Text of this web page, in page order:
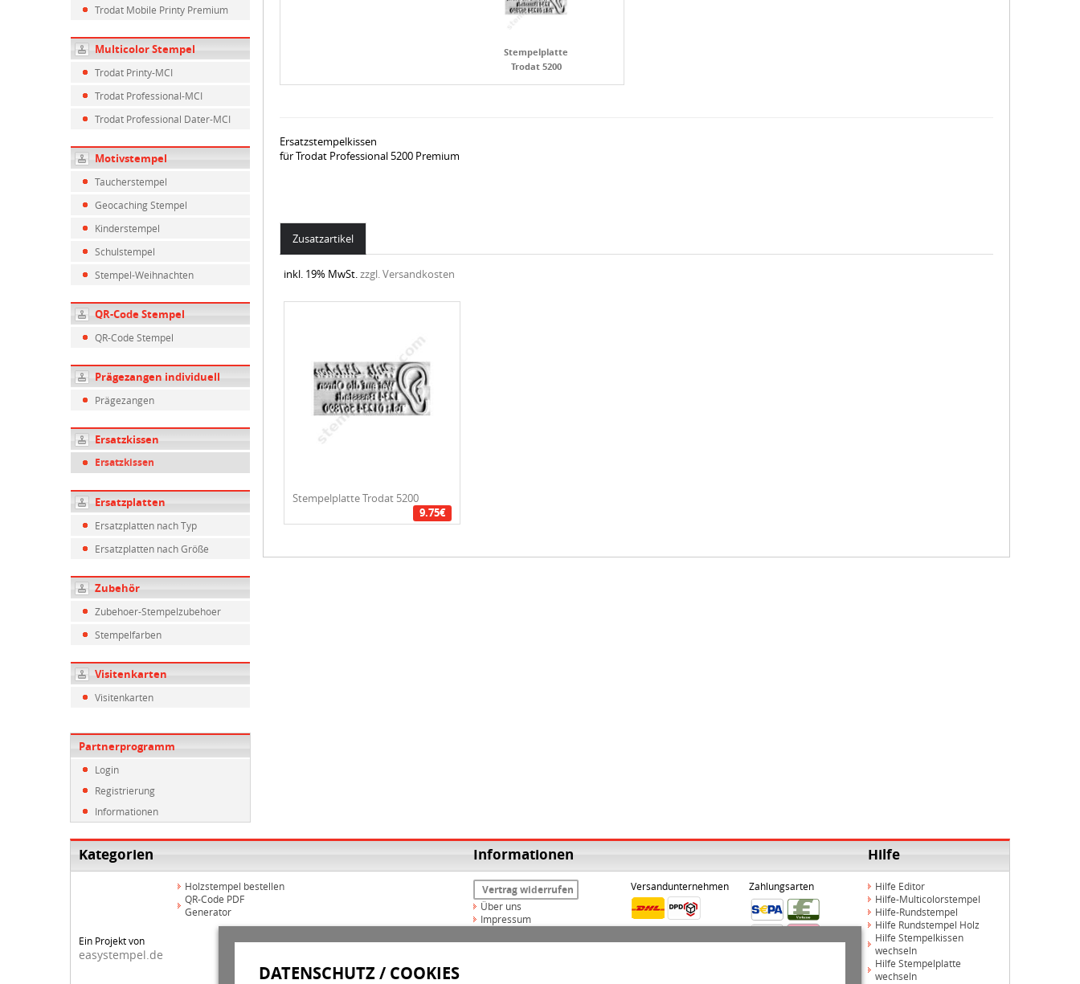
DATENSCHUTZ / COOKIES
Trodat Mobile Printy Premium
Multicolor Stempel
Trodat Printy-MCI
Trodat Professional-MCI
Trodat Professional Dater-MCI
Motivstempel
Taucherstempel
Geocaching Stempel
Kinderstempel
Schulstempel
Stempel-Weihnachten
QR-Code Stempel
QR-Code Stempel
Prägezangen individuell
Prägezangen
Ersatzkissen
Ersatzkissen
Ersatzplatten
Ersatzplatten nach Typ
Ersatzplatten nach Größe
Zubehör
Zubehoer-Stempelzubehoer
Stempelfarben
Visitenkarten
Visitenkarten
Partnerprogramm
Login
Registrierung
Informationen
Stempelplatte
Trodat 5200
Ersatzstempelkissen
für Trodat Professional 5200 Premium
Zusatzartikel
inkl. 19% MwSt.zzgl. Versandkosten
Stempelplatte Trodat 5200
9.75€
Kategorien Informationen Hilfe
Holzstempel bestellen
QR-Code PDF
Generator
Ein Projekt von
easystempel.de
Vertrag widerrufen
Über uns
Impressum
AGB
Versandunternehmen Zahlungsarten
Hilfe Editor
Hilfe-Multicolorstempel
Hilfe-Rundstempel
Hilfe Rundstempel Holz
Hilfe Stempelkissen
wechseln
Hilfe Stempelplatte
wechseln